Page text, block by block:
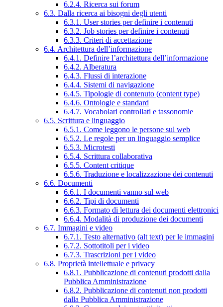
6.2.4. Ricerca sui forum
6.3. Dalla ricerca ai bisogni degli utenti
6.3.1. User stories per definire i contenuti
6.3.2. Job stories per definire i contenuti
6.3.3. Criteri di accettazione
6.4. Architettura dell’informazione
6.4.1. Definire l’architettura dell’informazione
6.4.2. Alberatura
6.4.3. Flussi di interazione
6.4.4. Sistemi di navigazione
6.4.5. Tipologie di contenuto (content type)
6.4.6. Ontologie e standard
6.4.7. Vocabolari controllati e tassonomie
6.5. Scrittura e linguaggio
6.5.1. Come leggono le persone sul web
6.5.2. Le regole per un linguaggio semplice
6.5.3. Microtesti
6.5.4. Scrittura collaborativa
6.5.5. Content critique
6.5.6. Traduzione e localizzazione dei contenuti
6.6. Documenti
6.6.1. I documenti vanno sul web
6.6.2. Tipi di documenti
6.6.3. Formato di lettura dei documenti elettronici
6.6.4. Modalità di produzione dei documenti
6.7. Immagini e video
6.7.1. Testo alternativo (alt text) per le immagini
6.7.2. Sottotitoli per i video
6.7.3. Trascrizioni per i video
6.8. Proprietà intellettuale e privacy
6.8.1. Pubblicazione di contenuti prodotti dalla
Pubblica Amministrazione
6.8.2. Pubblicazione di contenuti non prodotti
dalla Pubblica Amministrazione